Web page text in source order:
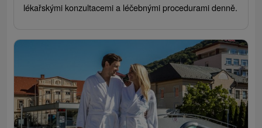
lékařskými konzultacemi a léčebnými procedurami denně.